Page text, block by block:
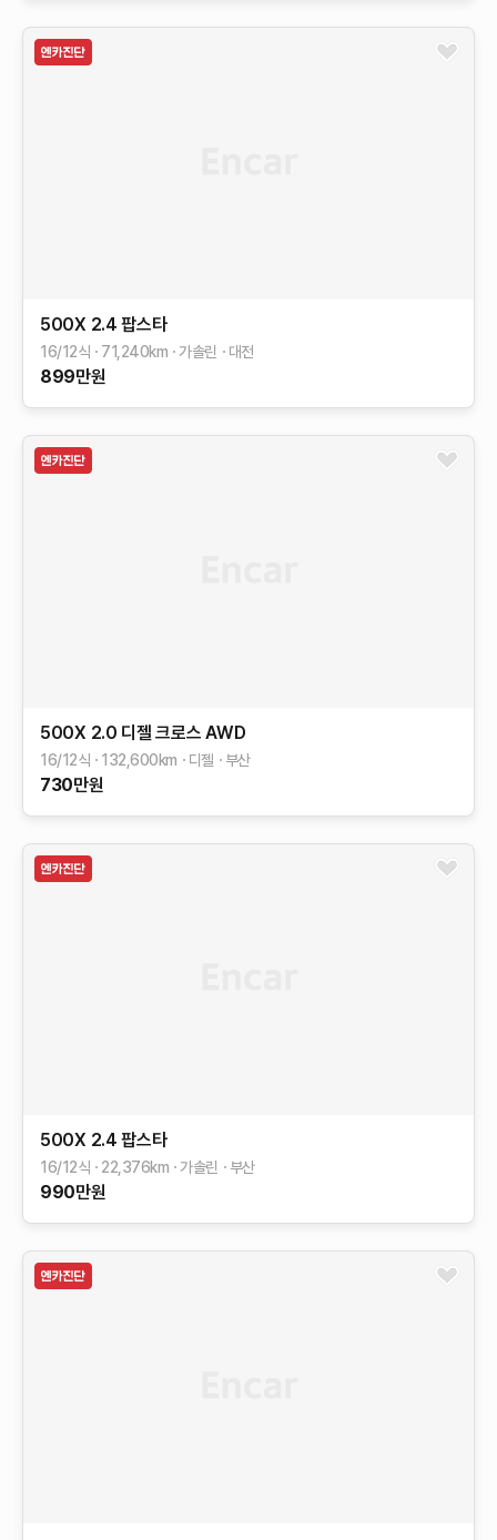
500X 2.4 팝스타
16/12식 71,240km 가솔린 대전
899만원
500X 2.0 디젤 크로스 AWD
16/12식 132,600km 디젤 부산
730만원
500X 2.4 팝스타
16/12식 22,376km 가솔린 부산
990만원